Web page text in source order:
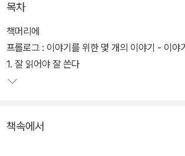
소설을 쓰기 전에 구체적으로 치밀하게 밑그림을
화자의 중요성, 긴장감 있게 소설을 구성하는 방
간의 의미, 좋은 문장의 조건 등 작가 자신의 창작
게 얻은 노하우를 정리했다.
의 시각으로 새롭게 바라보고, 끊임없이 소설을
목차
책머리에
프롤로그 : 이야기를 위한 몇 개의 이야기 - 이야
1. 잘 읽어야 잘 쓴다
책속에서